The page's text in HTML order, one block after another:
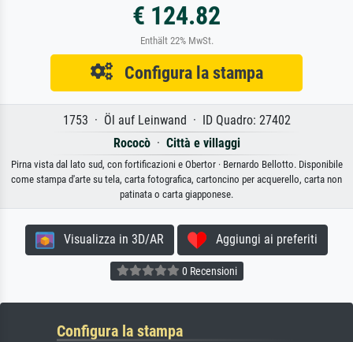
€ 124.82
Enthält 22% MwSt.
Configura la stampa
1753 · Öl auf Leinwand · ID Quadro: 27402
Rococò· Città e villaggi
Pirna vista dal lato sud, con fortificazioni e Obertor · Bernardo Bellotto. Disponibile
come stampa d'arte su tela, carta fotografica, cartoncino per acquerello, carta non
patinata o carta giapponese.
Visualizza in 3D/AR Aggiungi ai preferiti
0 Recensioni
Configura la stampa